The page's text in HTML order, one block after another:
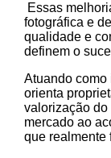
Essas
fotográfica e
qualidade e
definem o
Atuando como
orienta
valorização
mercado ao
que realmente